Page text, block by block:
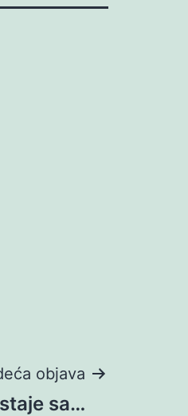
objava
sa…